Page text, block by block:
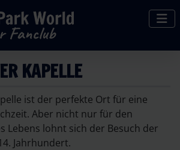
KAPELLE
ist der perfekte Ort für eine
Aber nicht nur für den
Lebens lohnt sich der Besuch der
Jahrhundert.